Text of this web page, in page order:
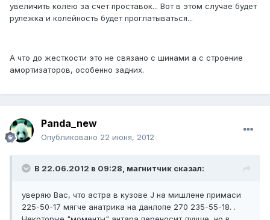
увеличить колею за счет проставок... Вот в этом случае будет
рулежка и колейность будет проглатываться...
А что до жесткости это не связано с шинами а с строение
амортизаторов, особенно задних.
Panda_new
Опубликовано 22 июня, 2012
В 22.06.2012 в 09:28, магнитчик сказал:
уверяю Вас, что астра в кузове J на мишлене примаси
225-50-17 мягче анатрика на данлопе 270 235-55-18. .